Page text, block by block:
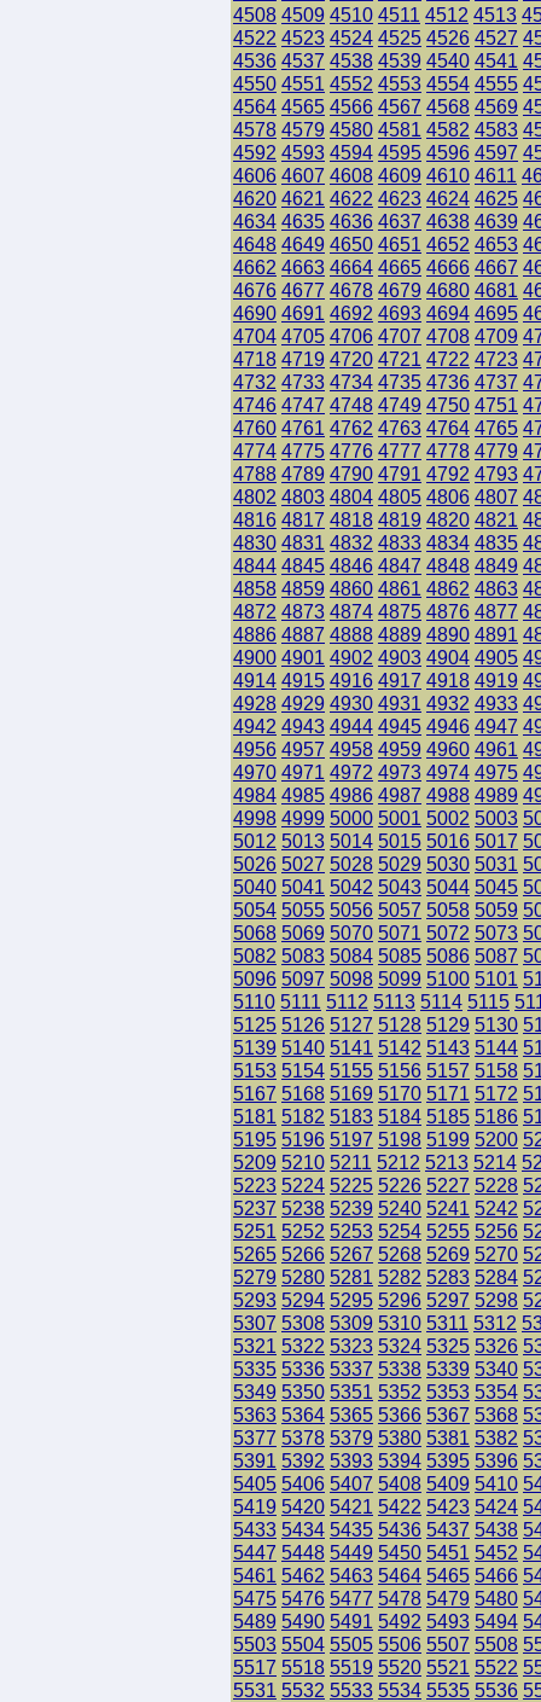
4508 4509 4510 4511 4512 4513
4522 4523 4524 4525 4526 4527
4536 4537 4538 4539 4540 4541
4550 4551 4552 4553 4554 4555
4564 4565 4566 4567 4568 4569
4578 4579 4580 4581 4582 4583
4592 4593 4594 4595 4596 4597
4606 4607 4608 4609 4610 4611
4620 4621 4622 4623 4624 4625
4634 4635 4636 4637 4638 4639
4648 4649 4650 4651 4652 4653
4662 4663 4664 4665 4666 4667
4676 4677 4678 4679 4680 4681
4690 4691 4692 4693 4694 4695
4704 4705 4706 4707 4708 4709
4718 4719 4720 4721 4722 4723
4732 4733 4734 4735 4736 4737
4746 4747 4748 4749 4750 4751
4760 4761 4762 4763 4764 4765
4774 4775 4776 4777 4778 4779
4788 4789 4790 4791 4792 4793
4802 4803 4804 4805 4806 4807
4816 4817 4818 4819 4820 4821
4830 4831 4832 4833 4834 4835
4844 4845 4846 4847 4848 4849
4858 4859 4860 4861 4862 4863
4872 4873 4874 4875 4876 4877
4886 4887 4888 4889 4890 4891
4900 4901 4902 4903 4904 4905
4914 4915 4916 4917 4918 4919
4928 4929 4930 4931 4932 4933
4942 4943 4944 4945 4946 4947
4956 4957 4958 4959 4960 4961
4970 4971 4972 4973 4974 4975
4984 4985 4986 4987 4988 4989
4998 4999 5000 5001 5002 5003
5012 5013 5014 5015 5016 5017
5026 5027 5028 5029 5030 5031
5040 5041 5042 5043 5044 5045
5054 5055 5056 5057 5058 5059
5068 5069 5070 5071 5072 5073
5082 5083 5084 5085 5086 5087
5096 5097 5098 5099 5100 5101
5110 5111 5112 5113 5114 5115
5125 5126 5127 5128 5129 5130
5139 5140 5141 5142 5143 5144
5153 5154 5155 5156 5157 5158
5167 5168 5169 5170 5171 5172
5181 5182 5183 5184 5185 5186
5195 5196 5197 5198 5199 5200
5209 5210 5211 5212 5213 5214
5223 5224 5225 5226 5227 5228
5237 5238 5239 5240 5241 5242
5251 5252 5253 5254 5255 5256
5265 5266 5267 5268 5269 5270
5279 5280 5281 5282 5283 5284
5293 5294 5295 5296 5297 5298
5307 5308 5309 5310 5311 5312
5321 5322 5323 5324 5325 5326
5335 5336 5337 5338 5339 5340
5349 5350 5351 5352 5353 5354
5363 5364 5365 5366 5367 5368
5377 5378 5379 5380 5381 5382
5391 5392 5393 5394 5395 5396
5405 5406 5407 5408 5409 5410
5419 5420 5421 5422 5423 5424
5433 5434 5435 5436 5437 5438
5447 5448 5449 5450 5451 5452
5461 5462 5463 5464 5465 5466
5475 5476 5477 5478 5479 5480
5489 5490 5491 5492 5493 5494
5503 5504 5505 5506 5507 5508
5517 5518 5519 5520 5521 5522
5531 5532 5533 5534 5535 5536